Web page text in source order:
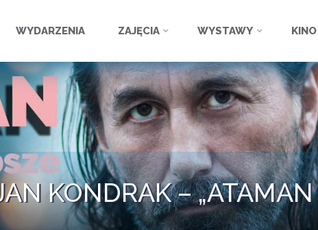
treści
WYDARZENIA ZAJĘCIA WYSTAWY
KONDRAK –